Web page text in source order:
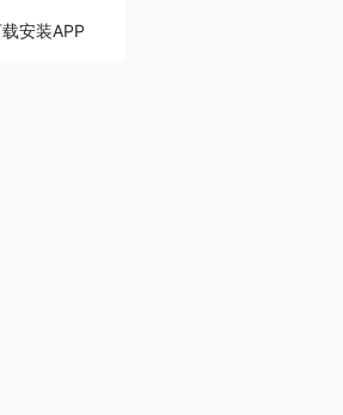
安装APP